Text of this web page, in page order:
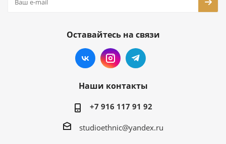
Оставайтесь на связи
Наши контакты
+7 916 117 91 92
studioethnic@yandex.ru